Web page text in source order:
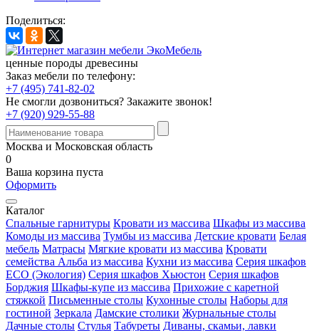
Поделиться:
ценные породы древесины
Заказ мебели по телефону:
+7 (495) 741-82-02
Не смогли дозвониться? Закажите звонок!
+7 (920) 929-55-88
Москва и Московская область
0
Ваша корзина пуста
Оформить
Каталог
Спальные гарнитуры Кровати из массива Шкафы из массива
Комоды из массива Тумбы из массива Детские кровати Белая
мебель Матрасы Мягкие кровати из массива Кровати
семейства Альба из массива Кухни из массива Серия шкафов
ECO (Экология) Серия шкафов Хьюстон Серия шкафов
Борджия Шкафы-купе из массива Прихожие с каретной
стяжкой Письменные столы Кухонные столы Наборы для
гостиной Зеркала Дамские столики Журнальные столы
Дачные столы Стулья Табуреты Диваны, скамьи, лавки